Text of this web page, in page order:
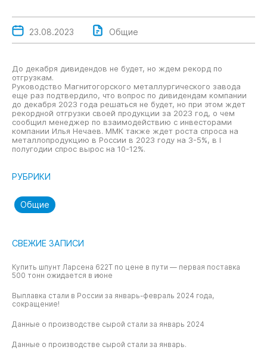
23.08.2023 Общие
До декабря дивидендов не будет, но ждем рекорд по
отгрузкам.
Руководство Магнитогорского металлургического завода
еще раз подтвердило, что вопрос по дивидендам компании
до декабря 2023 года решаться не будет, но при этом ждет
рекордной отгрузки своей продукции за 2023 год, о чем
сообщил менеджер по взаимодействию с инвесторами
компании Илья Нечаев. ММК также ждет роста спроса на
металлопродукцию в России в 2023 году на 3-5%, в I
полугодии спрос вырос на 10-12%.
РУБРИКИ
Общие
СВЕЖИЕ ЗАПИСИ
Купить шпунт Ларсена 622T по цене в пути — первая поставка
500 тонн ожидается в июне
Выплавка стали в России за январь-февраль 2024 года,
сокращение!
Данные о производстве сырой стали за январь 2024
Данные о производстве сырой стали за январь.